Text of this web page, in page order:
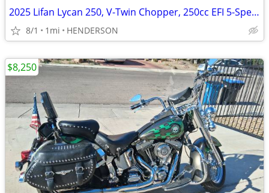
2025 Lifan Lycan 250, V-Twin Chopper, 250cc EFI 5-Speed Manual Transmi
8/1 1mi HENDERSON
$8,250